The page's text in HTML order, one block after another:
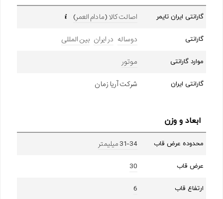
گارانتی ایران تایمر اصالت کالا (مادام العمر)
گارانتی دوساله در ایران بین المللی
موارد گارانتی موتور
گارانتی ایران شرکت آریا زمان
ابعاد و وزن
محدوده عرض قاب 31-34 میلیمتر
عرض قاب 30
ارتفاع قاب 6